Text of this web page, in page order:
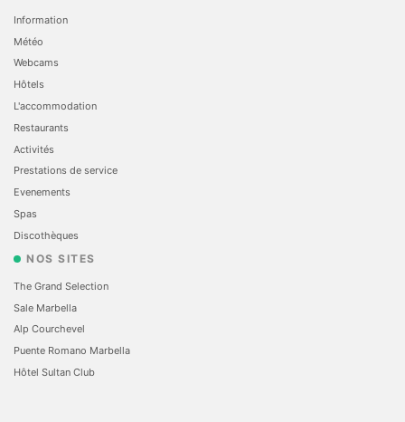
Information
Météo
Webcams
Hôtels
L'accommodation
Restaurants
Activités
Prestations de service
Evеnements
Spas
Discothèques
NOS SITES
The Grand Selection
Sale Marbella
Alp Courchevel
Puente Romano Marbella
Hôtel Sultan Club